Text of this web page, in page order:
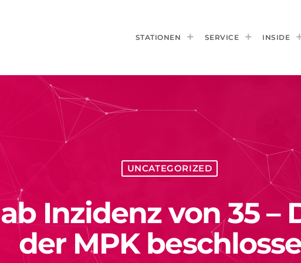
STATIONEN SERVICE INSIDE
UNCATEGORIZED
Inzidenz von 35 –
der MPK